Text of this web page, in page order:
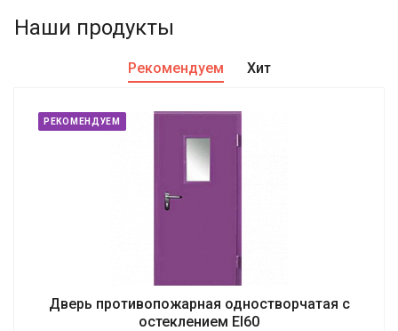
Наши продукты
Рекомендуем Хит
РЕКОМЕНДУЕМ
Дверь противопожарная одностворчатая с
остеклением EI60